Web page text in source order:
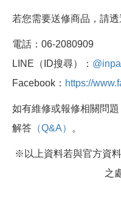
若您需要送修商品，請
電話：06-2080909
LINE（ID搜尋）：
Facebook： https://
如有維修或報修相關問
解答 （Q&A） 。
※以上資料若與官方資
之